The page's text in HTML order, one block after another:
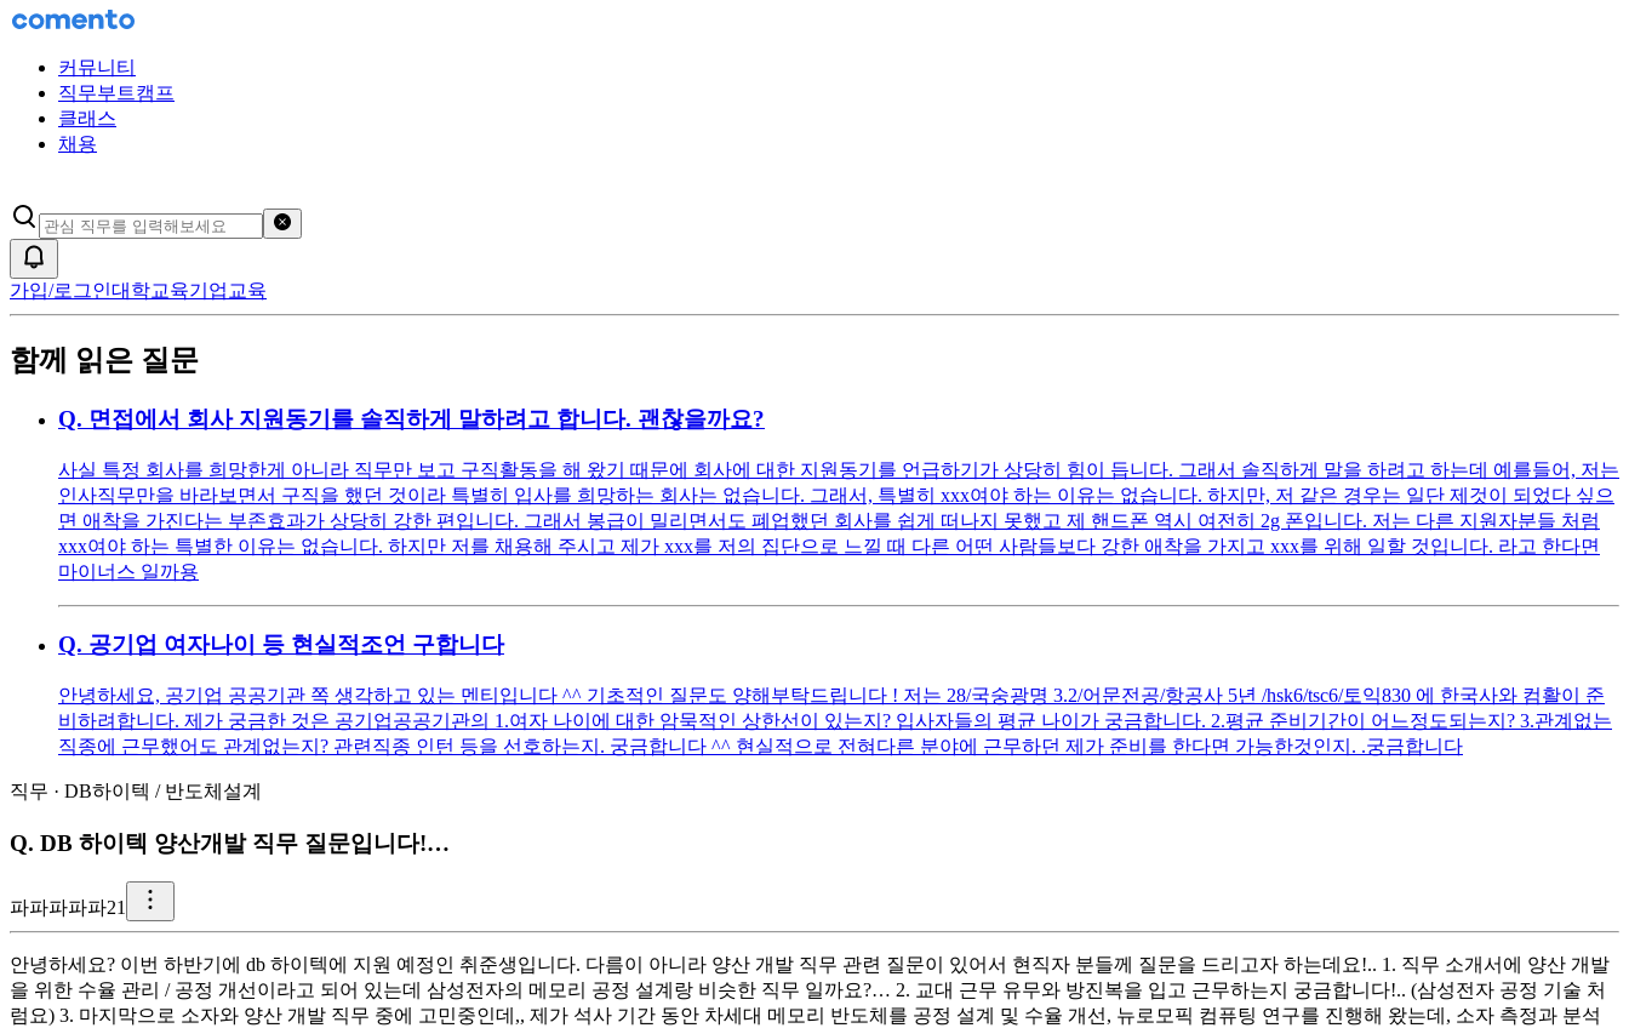
커뮤니티
직무부트캠프
클래스
채용
가입/로그인대학교육기업교육
함께 읽은 질문
Q. 면접에서 회사 지원동기를 솔직하게 말하려고 합니다. 괜찮을까요?
사실 특정 회사를 희망한게 아니라 직무만 보고 구직활동을 해 왔기 때문에 회사에 대한 지원동기를 언급하기가 상당히 힘이 듭니다. 그래서 솔직하게 말을 하려고 하는데 예를들어, 저는
인사직무만을 바라보면서 구직을 했던 것이라 특별히 입사를 희망하는 회사는 없습니다. 그래서, 특별히 xxx여야 하는 이유는 없습니다. 하지만, 저 같은 경우는 일단 제것이 되었다 싶으
면 애착을 가진다는 부존효과가 상당히 강한 편입니다. 그래서 봉급이 밀리면서도 폐업했던 회사를 쉽게 떠나지 못했고 제 핸드폰 역시 여전히 2g 폰입니다. 저는 다른 지원자분들 처럼
xxx여야 하는 특별한 이유는 없습니다. 하지만 저를 채용해 주시고 제가 xxx를 저의 집단으로 느낄 때 다른 어떤 사람들보다 강한 애착을 가지고 xxx를 위해 일할 것입니다. 라고 한다면
마이너스 일까용
Q. 공기업 여자나이 등 현실적조언 구합니다
안녕하세요, 공기업 공공기관 쪽 생각하고 있는 멘티입니다 ^^ 기초적인 질문도 양해부탁드립니다 ! 저는 28/국숭광명 3.2/어문전공/항공사 5년 /hsk6/tsc6/토익830 에 한국사와 컴활이 준
비하려합니다. 제가 궁금한 것은 공기업공공기관의 1.여자 나이에 대한 암묵적인 상한선이 있는지? 입사자들의 평균 나이가 궁금합니다. 2.평균 준비기간이 어느정도되는지? 3.관계없는
직종에 근무했어도 관계없는지? 관련직종 인턴 등을 선호하는지. 궁금합니다 ^^ 현실적으로 전혀다른 분야에 근무하던 제가 준비를 한다면 가능한것인지. .궁금합니다
직무 · DB하이텍 / 반도체설계
Q. DB 하이텍 양산개발 직무 질문입니다!…
파파파파파21
안녕하세요? 이번 하반기에 db 하이텍에 지원 예정인 취준생입니다. 다름이 아니라 양산 개발 직무 관련 질문이 있어서 현직자 분들께 질문을 드리고자 하는데요!.. 1. 직무 소개서에 양산 개발
을 위한 수율 관리 / 공정 개선이라고 되어 있는데 삼성전자의 메모리 공정 설계랑 비슷한 직무 일까요?… 2. 교대 근무 유무와 방진복을 입고 근무하는지 궁금합니다!.. (삼성전자 공정 기술 처
럼요) 3. 마지막으로 소자와 양산 개발 직무 중에 고민중인데,, 제가 석사 기간 동안 차세대 메모리 반도체를 공정 설계 및 수율 개선, 뉴로모픽 컴퓨팅 연구를 진행해 왔는데, 소자 측정과 분석